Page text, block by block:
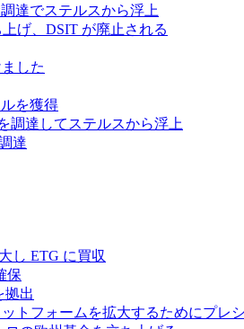
達でステルスから浮上
げ、DSIT が廃止される
した
を獲得
調達してステルスから浮上
達
し ETG に買収
保
拠出
トフォームを拡大するためにプレ